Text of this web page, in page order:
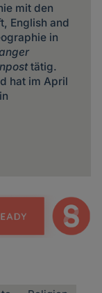
mit den
English and
in
tätig.
hat im April